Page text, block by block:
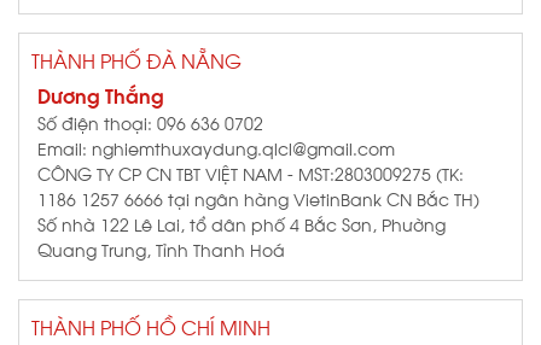
THÀNH PHỐ ĐÀ NẴNG
Dương Thắng
Số điện thoại: 096 636 0702
Email: nghiemthuxaydung.qlcl@gmail.com
CÔNG TY CP CN TBT VIỆT NAM - MST:2803009275 (TK:
1186 1257 6666 tại ngân hàng VietinBank CN Bắc TH)
Số nhà 122 Lê Lai, tổ dân phố 4 Bắc Sơn, Phường
Quang Trung, Tỉnh Thanh Hoá
THÀNH PHỐ HỒ CHÍ MINH